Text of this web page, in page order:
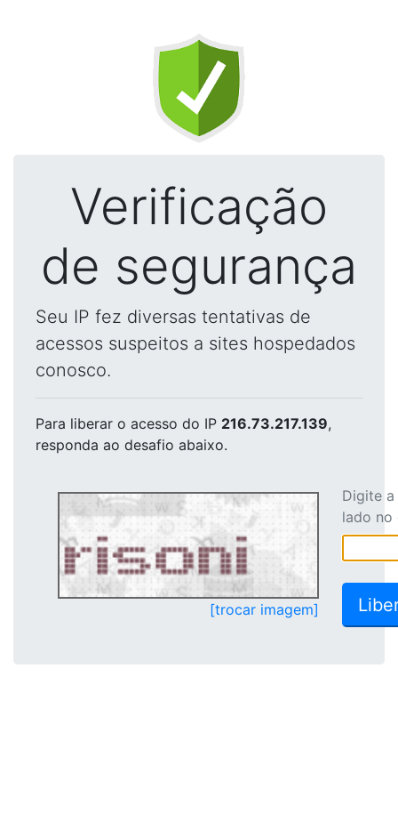
Verificação
de segurança
Seu IP fez diversas tentativas de
acessos suspeitos a sites hospedados
conosco.
Para liberar o acesso do IP 216.73.217.139,
responda ao desafio abaixo.
[trocar imagem]
Digite
lado no